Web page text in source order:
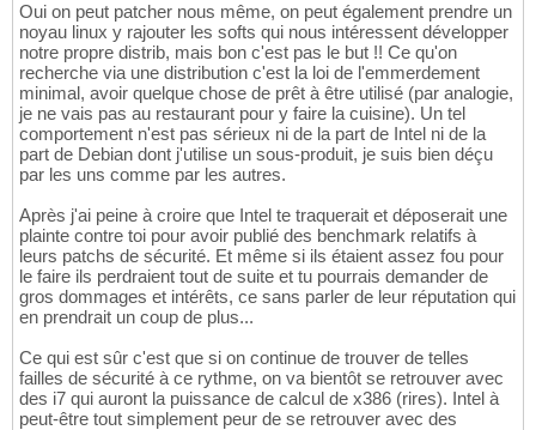
Oui on peut patcher nous même, on peut également prendre un
noyau linux y rajouter les softs qui nous intéressent développer
notre propre distrib, mais bon c'est pas le but !! Ce qu'on
recherche via une distribution c'est la loi de l'emmerdement
minimal, avoir quelque chose de prêt à être utilisé (par analogie,
je ne vais pas au restaurant pour y faire la cuisine). Un tel
comportement n'est pas sérieux ni de la part de Intel ni de la
part de Debian dont j'utilise un sous-produit, je suis bien déçu
par les uns comme par les autres.
Après j'ai peine à croire que Intel te traquerait et déposerait une
plainte contre toi pour avoir publié des benchmark relatifs à
leurs patchs de sécurité. Et même si ils étaient assez fou pour
le faire ils perdraient tout de suite et tu pourrais demander de
gros dommages et intérêts, ce sans parler de leur réputation qui
en prendrait un coup de plus...
Ce qui est sûr c'est que si on continue de trouver de telles
failles de sécurité à ce rythme, on va bientôt se retrouver avec
des i7 qui auront la puissance de calcul de x386 (rires). Intel à
peut-être tout simplement peur de se retrouver avec des